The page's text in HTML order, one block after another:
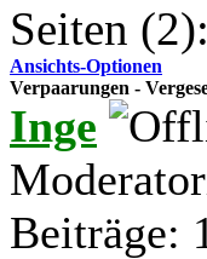
Seiten (2):
Ansichts-Optionen
Verpaarungen -
Inge
Beiträge: